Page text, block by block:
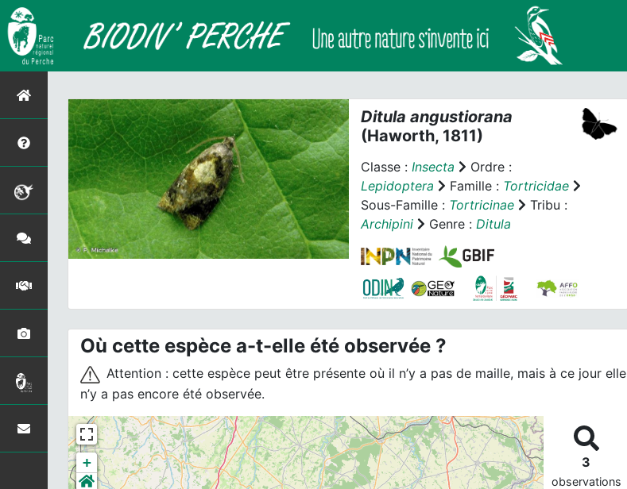
Ditula angustiorana
(Haworth, 1811)
Classe : Insecta
Ordre :
Lepidoptera
Famille : Tortricidae
Sous-Famille : Tortricinae
Tribu :
Archipini
Genre : Ditula
Où cette espèce a-t-elle été observée ?
Attention : cette espèce peut être présente où il n’y a pas de maille, mais à ce jour elle
n’y a pas encore été observée.
+ 3
observations